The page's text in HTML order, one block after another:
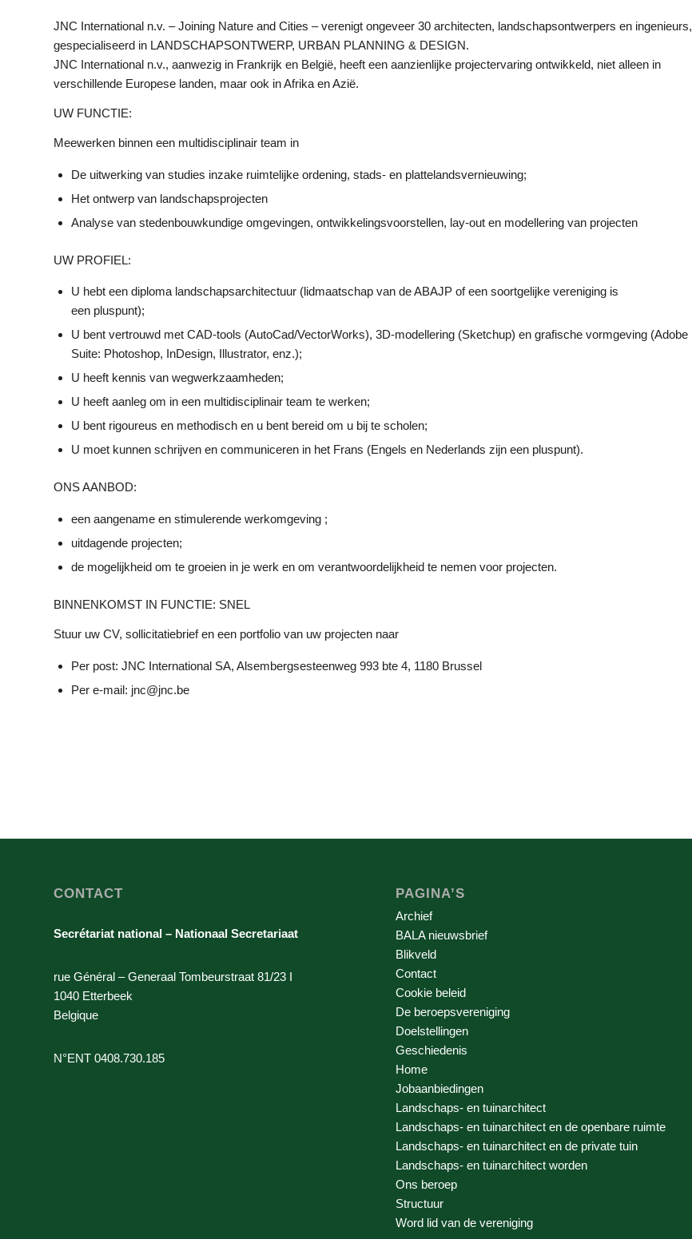
JNC International n.v. – Joining Nature and Cities – verenigt ongeveer 30 architecten, landschapsontwerpers en ingenieurs,
gespecialiseerd in LANDSCHAPSONTWERP, URBAN PLANNING & DESIGN.
JNC International n.v., aanwezig in Frankrijk en België, heeft een aanzienlijke projectervaring ontwikkeld, niet alleen in
verschillende Europese landen, maar ook in Afrika en Azië.
UW FUNCTIE:
Meewerken binnen een multidisciplinair team in
De uitwerking van studies inzake ruimtelijke ordening, stads- en plattelandsvernieuwing;
Het ontwerp van landschapsprojecten
Analyse van stedenbouwkundige omgevingen, ontwikkelingsvoorstellen, lay-out en modellering van projecten
UW PROFIEL:
U hebt een diploma landschapsarchitectuur (lidmaatschap van de ABAJP of een soortgelijke vereniging is
een pluspunt);
U bent vertrouwd met CAD-tools (AutoCad/VectorWorks), 3D-modellering (Sketchup) en grafische vormgeving (Adobe
Suite: Photoshop, InDesign, Illustrator, enz.);
U heeft kennis van wegwerkzaamheden;
U heeft aanleg om in een multidisciplinair team te werken;
U bent rigoureus en methodisch en u bent bereid om u bij te scholen;
U moet kunnen schrijven en communiceren in het Frans (Engels en Nederlands zijn een pluspunt).
ONS AANBOD:
een aangename en stimulerende werkomgeving ;
uitdagende projecten;
de mogelijkheid om te groeien in je werk en om verantwoordelijkheid te nemen voor projecten.
BINNENKOMST IN FUNCTIE: SNEL
Stuur uw CV, sollicitatiebrief en een portfolio van uw projecten naar
Per post: JNC International SA, Alsembergsesteenweg 993 bte 4, 1180 Brussel
Per e-mail: jnc@jnc.be
CONTACT
Secrétariat national – Nationaal Secretariaat
rue Général – Generaal Tombeurstraat 81/23 I
1040 Etterbeek
Belgique
N°ENT 0408.730.185
PAGINA’S
Archief
BALA nieuwsbrief
Blikveld
Contact
Cookie beleid
De beroepsvereniging
Doelstellingen
Geschiedenis
Home
Jobaanbiedingen
Landschaps- en tuinarchitect
Landschaps- en tuinarchitect en de openbare ruimte
Landschaps- en tuinarchitect en de private tuin
Landschaps- en tuinarchitect worden
Ons beroep
Structuur
Word lid van de vereniging